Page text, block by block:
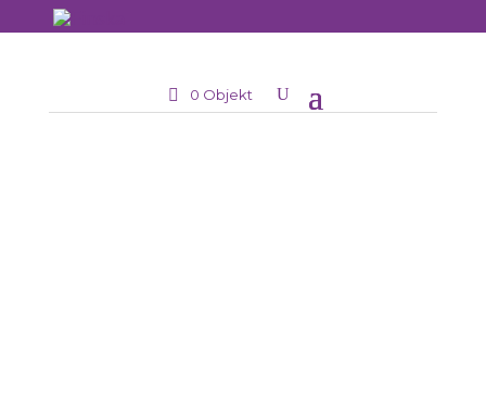
0 Objekt